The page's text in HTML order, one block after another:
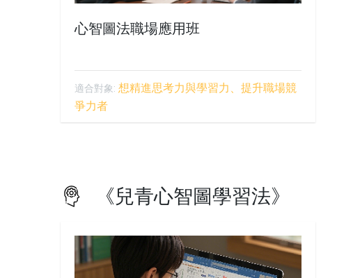
心智圖法職場應用班
適合對象: 想精進思考力與學習力、提升職場競
爭力者
《兒青心智圖學習法》